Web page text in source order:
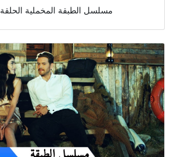
مسلسل الطبقة المخملية الحلقة 20 مترجم